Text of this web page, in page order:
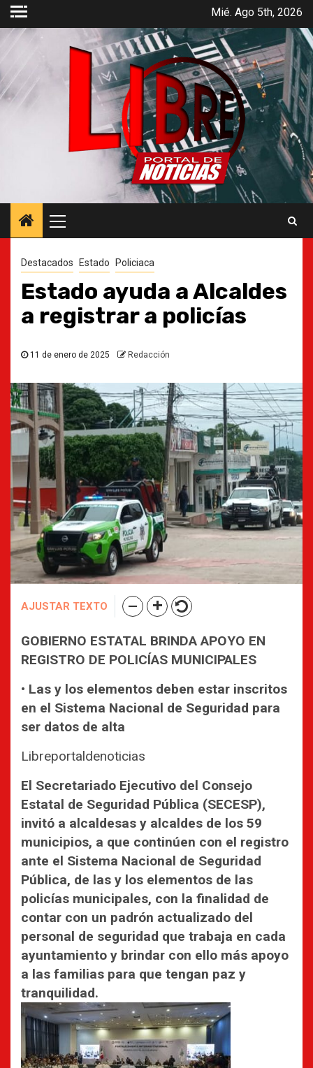
Saltar
contenido
Mié. Ago 5th, 2026
principal
Destacados Estado Policiaca
Estado ayuda a Alcaldes
a registrar a policías
11 de enero de 2025 Redacción
AJUSTAR TEXTO
GOBIERNO ESTATAL BRINDA APOYO EN
REGISTRO DE POLICÍAS MUNICIPALES
• Las y los elementos deben estar inscritos
en el Sistema Nacional de Seguridad para
ser datos de alta
Libreportaldenoticias
El Secretariado Ejecutivo del Consejo
Estatal de Seguridad Pública (SECESP),
invitó a alcaldesas y alcaldes de los 59
municipios, a que continúen con el registro
ante el Sistema Nacional de Seguridad
Pública, de las y los elementos de las
policías municipales, con la finalidad de
contar con un padrón actualizado del
personal de seguridad que trabaja en cada
ayuntamiento y brindar con ello más apoyo
a las familias para que tengan paz y
tranquilidad.